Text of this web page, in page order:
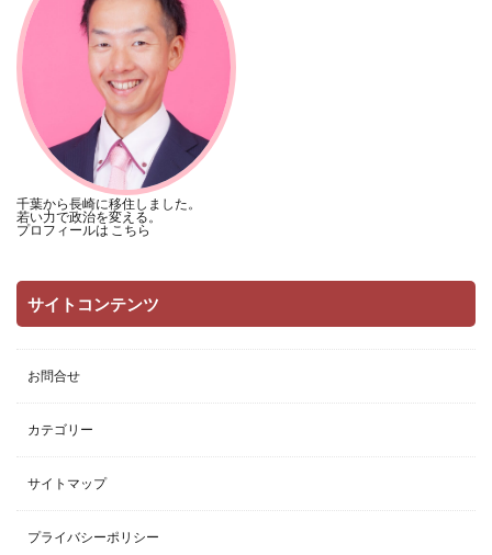
千葉から長崎に移住しました。
若い力で政治を変える。
プロフィールは こちら
サイトコンテンツ
お問合せ
カテゴリー
サイトマップ
プライバシーポリシー